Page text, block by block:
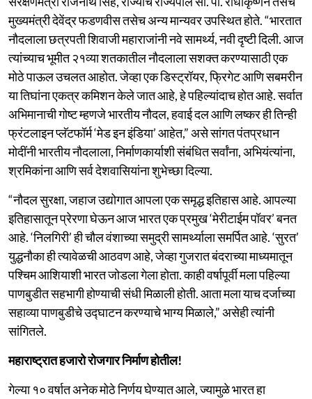
मुख्यमंत्री देवेंद्र फडणवीस तसेच अन्य मान्यवर उपस्थित होते. “भारतात
नौदलाला छत्रपती शिवाजी महाराजांनी नवे सामर्थ्य, नवी दृष्टी दिली. आज
त्यांच्याच भूमीत २१व्या शतकातील नौदलाला सशक्त करण्यासाठी एक
मोठे पाऊल उचलत आहोत. जेव्हा एक डिस्ट्रॉयर, फ्रिगेट आणि सबमरीन
या तिघांना एकत्र कमिशन केले जात आहे, हे पहिल्यांदाच होत आहे. सर्वात
अभिमानाची गोष्ट म्हणजे भारतीय नौदल, हवाई दल आणि लष्कर ही तिन्ही
फ्रंटलाइन प्लॅटफॉर्म ‘मेड इन इंडिया’ आहेत,” असे सांगत पंतप्रधान
मोदींनी भारतीय नौदलाला, निर्माणकार्याशी संबंधित सर्वांना, अभियंत्यांना,
श्रमिकांना आणि सर्व देशवासियांना शुभेच्छा दिल्या.
“नौदल सुरक्षा, जहाज उद्योगात आपला एक समृद्ध इतिहास आहे. आपल्या
इतिहासातून प्रेरणा घेऊन आज भारत एक प्रमुख ‘मेरीटाईम पॉवर’ बनत
आहे. ‘निलगिरी’ ही चौल वंशाच्या समुद्री सामर्थ्याला समर्पित आहे. ‘सुरत’
युद्धनौका ही त्यावेळची आठवण आहे, जेव्हा गुजरात बंदराच्या माध्यमातून
पश्चिम आशियाशी भारत जोडला गेला होता. काही वर्षापूर्वी मला पहिल्या
पाणबुडीत सहभागी होण्याची संधी मिळाली होती. आता मला याच दर्जाच्या
सहाव्या पाणबुडीचे उद्घाटन करण्याचे भाग्य मिळाले,” असेही त्यांनी
सांगितले.
महाराष्ट्रात हजारो रोजगार निर्माण होतील!
गेल्या १० वर्षात अनेक मोठे निर्णय घेण्यात आले, ज्यामुळे भारत हा